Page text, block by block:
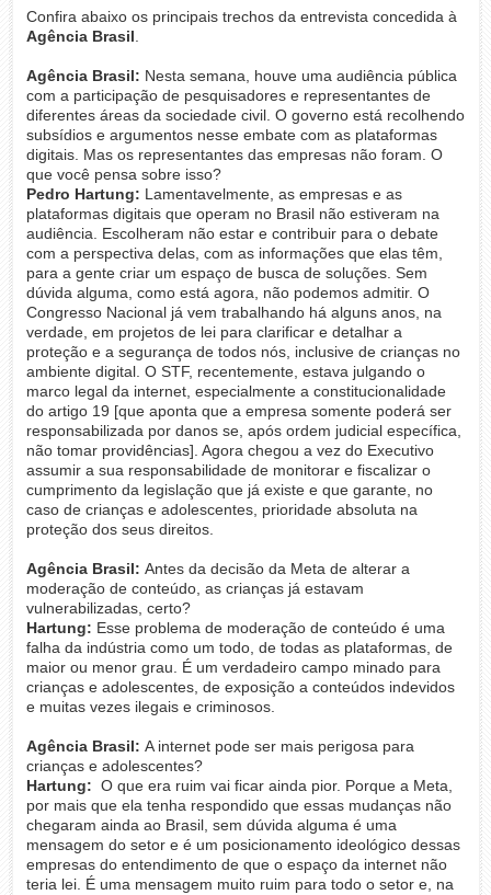
Confira abaixo os principais trechos da entrevista concedida à
Agência Brasil
Agência Brasil: Nesta semana, houve uma audiência pública
com a participação de pesquisadores e representantes de
diferentes áreas da sociedade civil. O governo está recolhendo
subsídios e argumentos nesse embate com as plataformas
digitais. Mas os representantes das empresas não foram. O
que você pensa sobre isso?
Pedro Hartung: Lamentavelmente, as empresas e as
plataformas digitais que operam no Brasil não estiveram na
audiência. Escolheram não estar e contribuir para o debate
com a perspectiva delas, com as informações que elas têm,
para a gente criar um espaço de busca de soluções. Sem
dúvida alguma, como está agora, não podemos admitir. O
Congresso Nacional já vem trabalhando há alguns anos, na
verdade, em projetos de lei para clarificar e detalhar a
proteção e a segurança de todos nós, inclusive de crianças no
ambiente digital. O STF, recentemente, estava julgando o
marco legal da internet, especialmente a constitucionalidade
do artigo 19 [que aponta que a empresa somente poderá ser
responsabilizada por danos se, após ordem judicial específica,
não tomar providências]. Agora chegou a vez do Executivo
assumir a sua responsabilidade de monitorar e fiscalizar o
cumprimento da legislação que já existe e que garante, no
caso de crianças e adolescentes, prioridade absoluta na
proteção dos seus direitos.
Agência Brasil: Antes da decisão da Meta de alterar a
moderação de conteúdo, as crianças já estavam
vulnerabilizadas, certo?
Hartung: Esse problema de moderação de conteúdo é uma
falha da indústria como um todo, de todas as plataformas, de
maior ou menor grau. É um verdadeiro campo minado para
crianças e adolescentes, de exposição a conteúdos indevidos
e muitas vezes ilegais e criminosos.
Agência Brasil: A internet pode ser mais perigosa para
crianças e adolescentes?
Hartung: O que era ruim vai ficar ainda pior. Porque a Meta,
por mais que ela tenha respondido que essas mudanças não
chegaram ainda ao Brasil, sem dúvida alguma é uma
mensagem do setor e é um posicionamento ideológico dessas
empresas do entendimento de que o espaço da internet não
teria lei. É uma mensagem muito ruim para todo o setor e, na